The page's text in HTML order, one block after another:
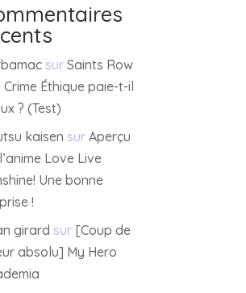
surSaints Row
Crime Éthique paie-t-il
? (Test)
kaisen surAperçu
Love Live
Une bonne
!
girard sur [Coup de
absolu] My Hero